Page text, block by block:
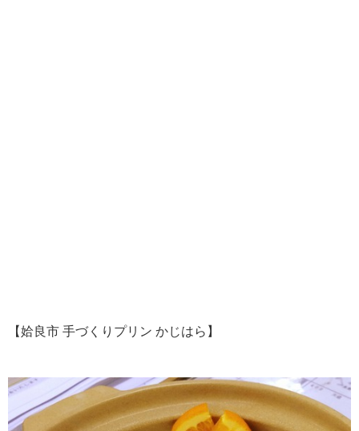
【姶良市 手づくりプリン かじはら】